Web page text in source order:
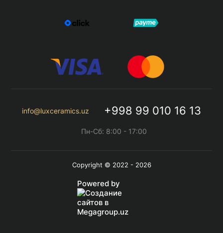
info@luxceramics.uz +998 99 010 16 13
Пн-Сб: 8:00 - 17:00
Copyright © 2022 - 2026
Powered by